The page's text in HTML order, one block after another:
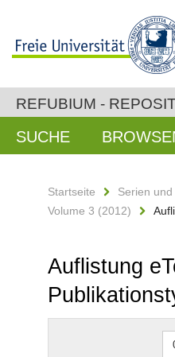
REFUBIUM -
SUCHE
Startseite Serien
Volume 3 (2012)
Auflistung